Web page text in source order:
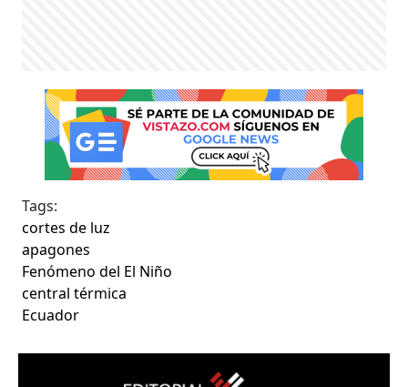
Tags:
cortes de luz
apagones
Fenómeno del El Niño
central térmica
Ecuador